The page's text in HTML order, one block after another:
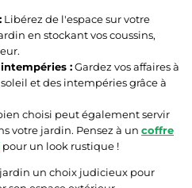
Libérez de l'espace sur votre
en stockant vos coussins,
:Gardez vos affaires à
et des intempéries grâce à
choisi peut également servir
votre jardin. Pensez à un coffre
pour un look rustique !
un choix judicieux pour